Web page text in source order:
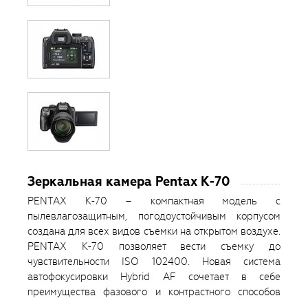
Зеркальная камера Pentax K-70
PENTAX K-70 – компактная модель с
пылевлагозащитным, погодоустойчивым корпусом
создана для всех видов съемки на открытом воздухе.
PENTAX K-70 позволяет вести съемку до
чувствительности ISO 102400. Новая система
автофокусировки Hybrid AF сочетает в себе
преимущества фазового и контрастного способов